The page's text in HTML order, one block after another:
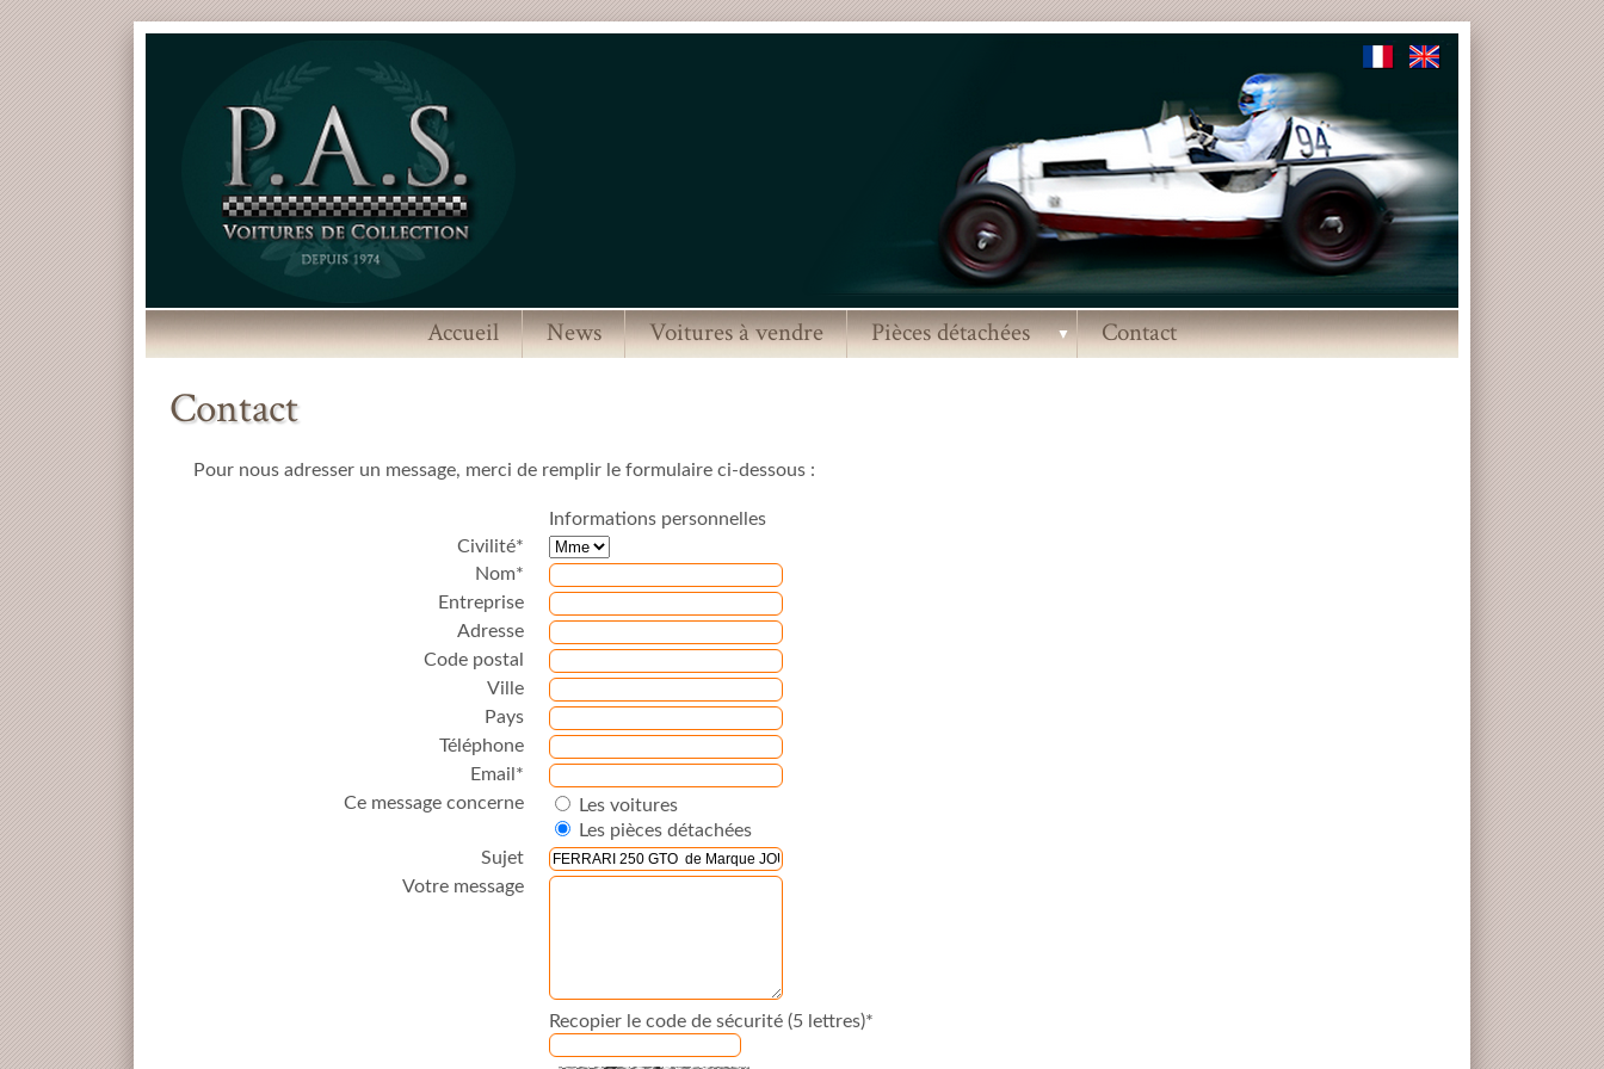
Accueil News Voitures à vendre Pièces détachées ▼ Contact
Contact
Pour nous adresser un message, merci de remplir le formulaire ci-dessous :
Informations personnelles
Civilité*
Nom*
Entreprise
Adresse
Code postal
Ville
Pays
Téléphone
Email*
Ce message concerne
Les voitures
Les pièces détachées
Sujet
Votre message
Recopier le code de sécurité (5 lettres)*